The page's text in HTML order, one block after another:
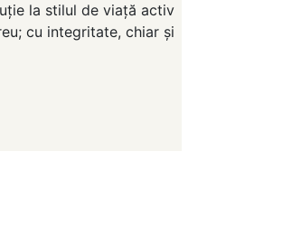
la stilul de viață activ
cu integritate, chiar și